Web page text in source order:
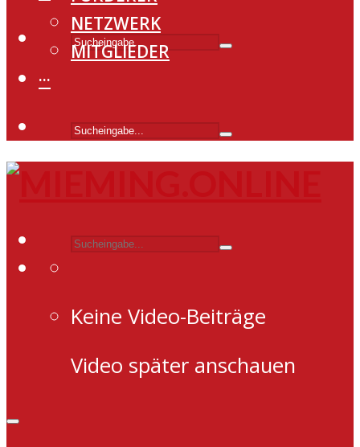
NETZWERK
MITGLIEDER
···
Keine Video-Beiträge
Video später anschauen